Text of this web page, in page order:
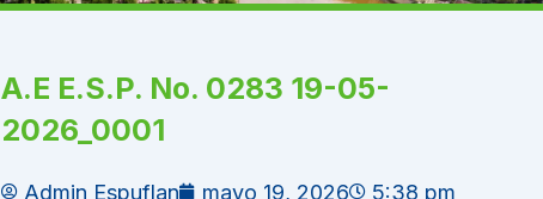
A.E E.S.P. No. 0283 19-05-
2026_0001
Admin Espuflan mayo 19, 2026 5:38 pm